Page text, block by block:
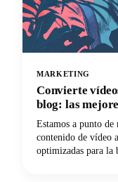
MARKETING
Convierte
blog: las
Estamos a punto
contenido de vídeo
optimizadas para la